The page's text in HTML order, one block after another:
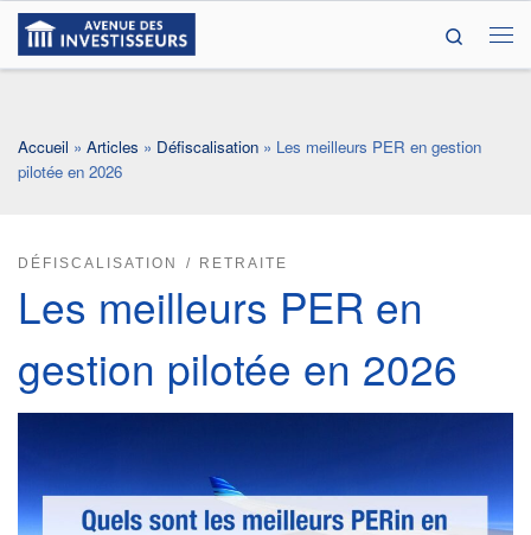
Passer au contenu
Search
Accueil » Articles » Défiscalisation » Les meilleurs PER en gestion
pilotée en 2026
DÉFISCALISATION RETRAITE
Les meilleurs PER en
gestion pilotée en 2026